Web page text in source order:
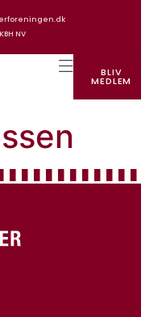
NV
BLIV
MEDLEM